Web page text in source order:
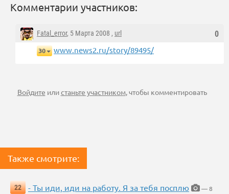
Комментарии участников:
0
Fatal_error, 5 Марта 2008 , url
30 www.news2.ru/story/89495/
Войдите илистаньте участником, чтобы комментировать
Также смотрите:
22 - Ты иди, иди на работу. Я за тебя посплю
— 8